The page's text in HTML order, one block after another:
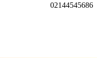
02144545686